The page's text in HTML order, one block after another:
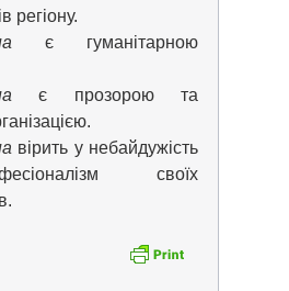
регіону.
є гуманітарною
є прозорою та
вірить у небайдужість
своїх